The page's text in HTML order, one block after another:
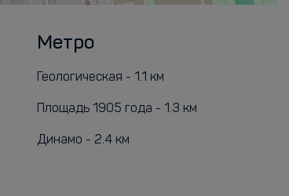
Метро
Геологическая - 1.1 км
Площадь 1905 года - 1.3 км
Динамо - 2.4 км